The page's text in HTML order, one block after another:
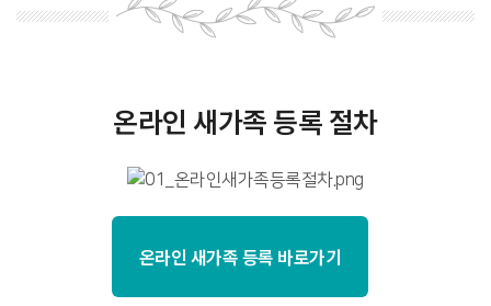
온라인 새가족 등록 절차
온라인 새가족 등록 바로가기